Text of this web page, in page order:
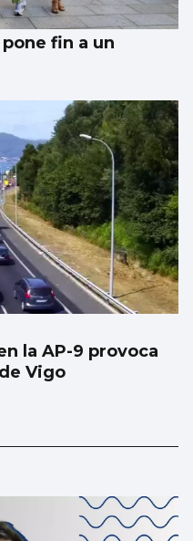
fin a un
la AP-9 provoca
Vigo